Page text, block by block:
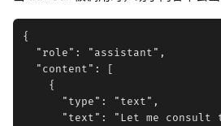
{
  "role": "assistant",
  "content": [
    {
      "type": "text",
"text": "Let me consult